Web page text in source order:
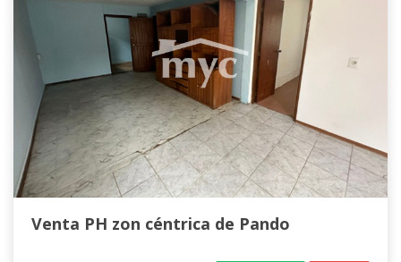
Venta PH zon céntrica de Pando